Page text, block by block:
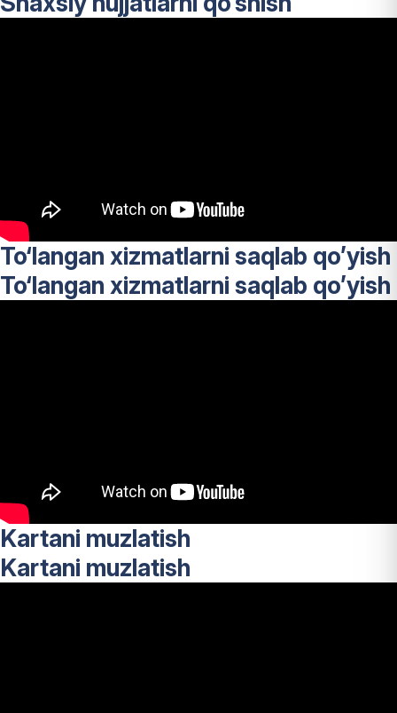
To‘langan xizmatlarni saqlab qo’yish
To‘langan xizmatlarni saqlab qo’yish
Kartani muzlatish
Kartani muzlatish